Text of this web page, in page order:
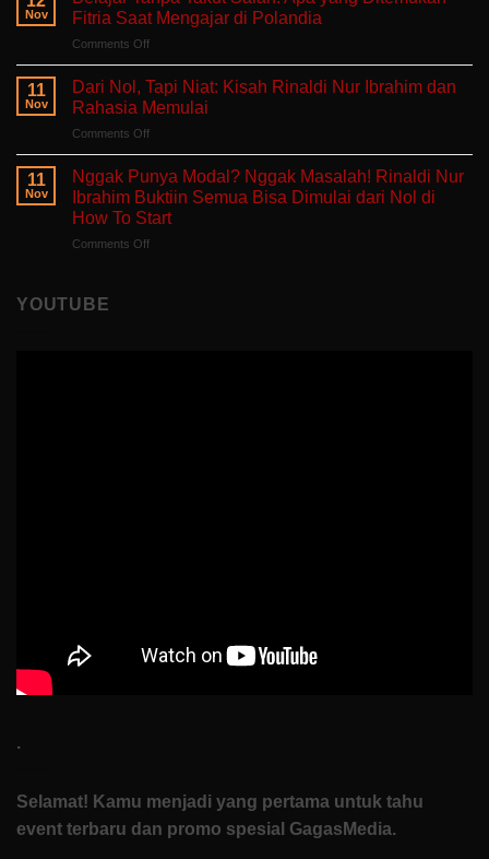
untuk
Sedang
Berjuang
Singgah
dan
Bercerita:
Buku
Self-
Healing
ke
Diri
Sendiri
Nov
Fitria Saat Mengajar di Polandia
Comments Offon
Tanpa
Takut
Salah:
Apa
yang
Ditemukan
Fitria
Saat
Mengajar
di
11
Nov
Dari Nol, Tapi Niat: Kisah Rinaldi Nur Ibrahim dan
Rahasia Memulai
Comments Offon
Tapi
Niat:
Kisah
Rinaldi
11
Nov
Nggak Punya Modal? Nggak Masalah! Rinaldi Nur
Ibrahim Buktiin Semua Bisa Dimulai dari Nol di
How To Start
Comments Offon
YOUTUBE
.
Selamat! Kamu menjadi yang pertama untuk tahu
event terbaru dan promo spesial GagasMedia.